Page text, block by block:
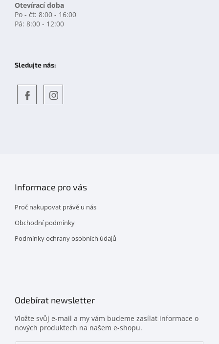
Otevírací doba
Po - čt: 8:00 - 16:00
Pá: 8:00 - 12:00
Sledujte nás:
Informace pro vás
Proč nakupovat právě u nás
Obchodní podmínky
Podmínky ochrany osobních údajů
Odebírat newsletter
Vložte svůj e-mail a my vám budeme zasílat informace o
nových produktech na našem e-shopu.